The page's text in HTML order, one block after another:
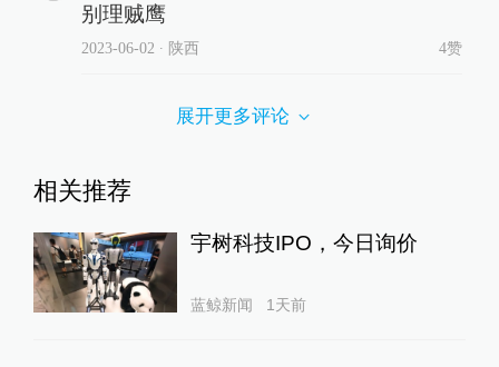
别理贼鹰
2023-06-02 ∙ 陕西 4赞
展开更多评论
相关推荐
宇树科技IPO，今日询价
蓝鲸新闻 1天前